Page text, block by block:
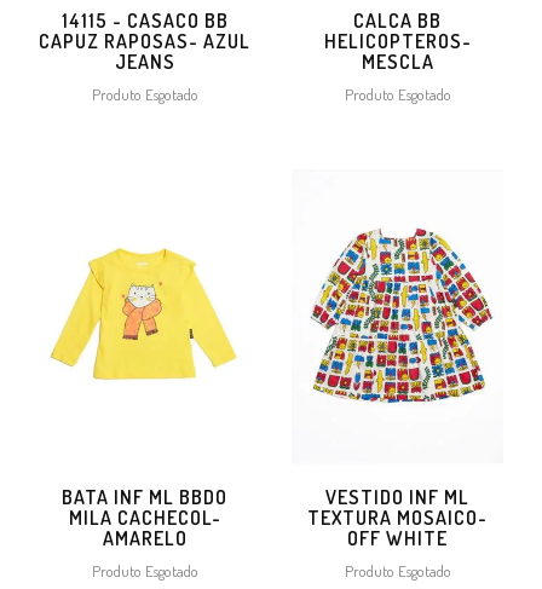
14115 - CASACO BB
CAPUZ RAPOSAS- AZUL
JEANS
Produto Esgotado
CALCA BB
HELICOPTEROS-
MESCLA
Produto Esgotado
BATA INF ML BBDO
MILA CACHECOL-
AMARELO
Produto Esgotado
VESTIDO INF ML
TEXTURA MOSAICO-
OFF WHITE
Produto Esgotado